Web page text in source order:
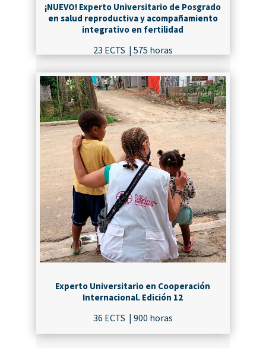
¡NUEVO! Experto Universitario de Posgrado
en salud reproductiva y acompañamiento
integrativo en fertilidad
23 ECTS | 575 horas
¡MATRICÚLATE!
Experto Universitario en Cooperación
Internacional. Edición 12
36 ECTS | 900 horas